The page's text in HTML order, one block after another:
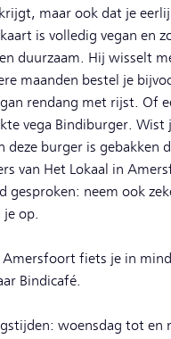
maar ook dat je
is volledig vegan en
duurzaam. Hij wisselt
maanden bestel je
rendang met rijst. Of
vega Bindiburger. Wist
deze burger is gebakken
van Het Lokaal in
gesproken: neem ook
je op.
Amersfoort fiets je in
Bindicafé.
woensdag tot en